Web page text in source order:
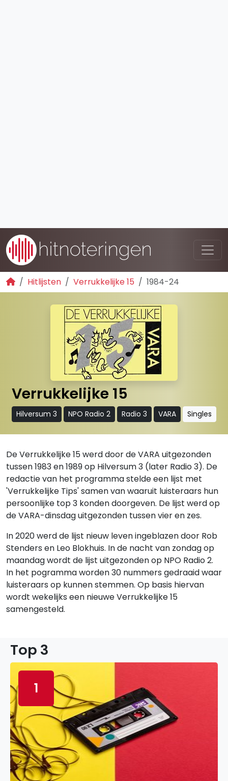
Hitlijsten Verrukkelijke 15 1984-24
Verrukkelijke 15
Hilversum 3 NPO Radio 2 Radio 3 VARA Singles
De Verrukkelijke 15 werd door de VARA uitgezonden
tussen 1983 en 1989 op Hilversum 3 (later Radio 3). De
redactie van het programma stelde een lijst met
'Verrukkelijke Tips' samen van waaruit luisteraars hun
persoonlijke top 3 konden doorgeven. De lijst werd op
de VARA-dinsdag uitgezonden tussen vier en zes.
In 2020 werd de lijst nieuw leven ingeblazen door Rob
Stenders en Leo Blokhuis. In de nacht van zondag op
maandag wordt de lijst uitgezonden op NPO Radio 2.
In het pogramma worden 30 nummers gedraaid waar
luisteraars op kunnen stemmen. Op basis hiervan
wordt wekelijks een nieuwe Verrukkelijke 15
samengesteld.
Top 3
1